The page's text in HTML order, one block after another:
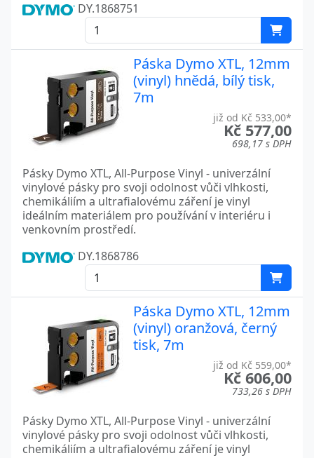
DY.1868751
Páska Dymo XTL, 12mm
(vinyl) hnědá, bílý tisk,
7m
již od Kč 533,00*
Kč 577,00
698,17 s DPH
Pásky Dymo XTL, All-Purpose Vinyl - univerzální
vinylové pásky pro svoji odolnost vůči vlhkosti,
chemikáliím a ultrafialovému záření je vinyl
ideálním materiálem pro používání v interiéru i
venkovním prostředí.
DY.1868786
Páska Dymo XTL, 12mm
(vinyl) oranžová, černý
tisk, 7m
již od Kč 559,00*
Kč 606,00
733,26 s DPH
Pásky Dymo XTL, All-Purpose Vinyl - univerzální
vinylové pásky pro svoji odolnost vůči vlhkosti,
chemikáliím a ultrafialovému záření je vinyl